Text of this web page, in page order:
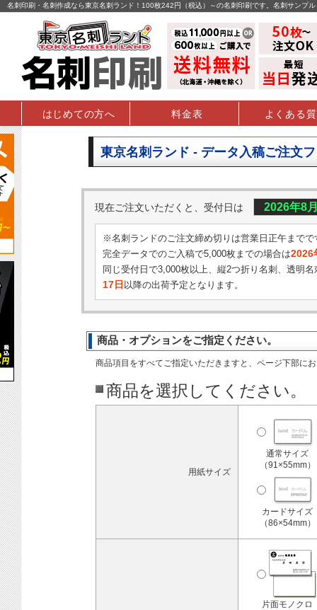
名刺印刷・名刺作成なら東京名刺ランド！100枚242円（税込）～の名刺印刷です。名刺サンプ
はじめての方へ 料金表 よくある
東京名刺ランド - データ入稿ご注文
現在ご注文いただくと、受付日は 2026年8
※名刺ランドのご注文締め切りは営業日正午までで
完全データでのご入稿で5,000枚までの場合は2026
同じ受付日で3,000枚以上、縦2つ折り名刺、透明名
17日 以降の出荷予定となります。
商品・オプションをご指定ください。
商品項目をすべてご指定いただきますと、ページ下部に
商品を選択してください。
用紙サイズ
通常サイズ
（91×55mm）
カードサイズ
（86×54mm）
片面モノクロ